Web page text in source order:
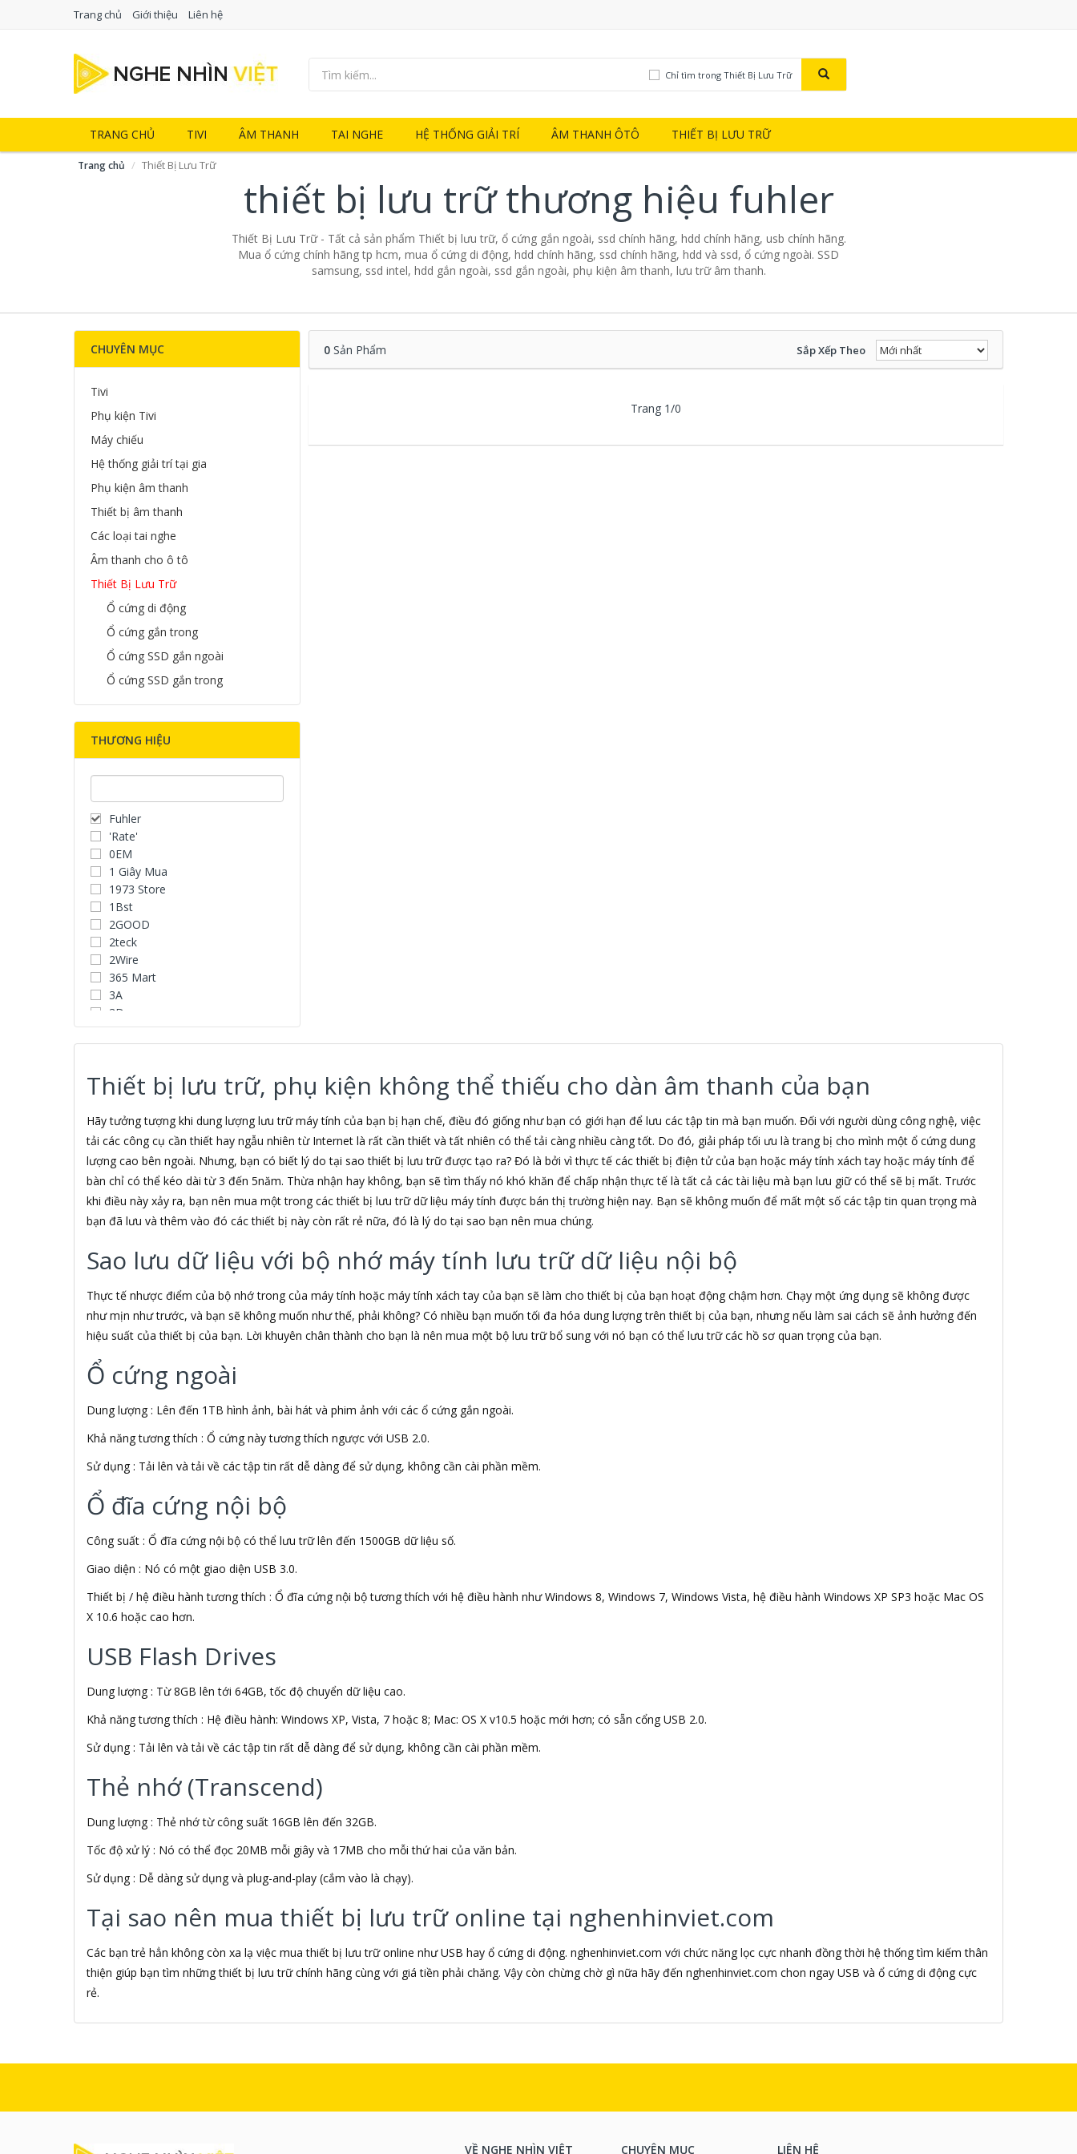
Trang chủ Giới thiệu Liên hệ
Chỉ tìm trong Thiết Bị Lưu Trữ
TRANG CHỦ TIVI ÂM THANH TAI NGHE HỆ THỐNG GIẢI TRÍ ÂM THANH ÔTÔ THIẾT BỊ LƯU TRỮ
Trang chủ Thiết Bị Lưu Trữ
thiết bị lưu trữ thương hiệu fuhler
Thiết Bị Lưu Trữ - Tất cả sản phẩm Thiết bị lưu trữ, ổ cứng gắn ngoài, ssd chính hãng, hdd chính hãng, usb chính hãng.
Mua ổ cứng chính hãng tp hcm, mua ổ cứng di động, hdd chính hãng, ssd chính hãng, hdd và ssd, ổ cứng ngoài. SSD
samsung, ssd intel, hdd gắn ngoài, ssd gắn ngoài, phụ kiện âm thanh, lưu trữ âm thanh.
CHUYÊN MỤC
Tivi
Phụ kiện Tivi
Máy chiếu
Hệ thống giải trí tại gia
Phụ kiện âm thanh
Thiết bị âm thanh
Các loại tai nghe
Âm thanh cho ô tô
Thiết Bị Lưu Trữ
Ổ cứng di động
Ổ cứng gắn trong
Ổ cứng SSD gắn ngoài
Ổ cứng SSD gắn trong
THƯƠNG HIỆU
Fuhler
'Rate'
0EM
1 Giây Mua
1973 Store
1Bst
2GOOD
2teck
2Wire
365 Mart
3A
3D
3D Water Speaker
3Dconnexion
3S
5A systems
7Gift Shop
A 100+
A Clock
A & T
AAD
ABCNOVEL
ABN
ACCESS
Acer
ACME MADE
ACNES
ACOUSTIC ENERGY
AD
ADATA USA
ADDLOGIX
Agol
Aibo
Aibot
AIPTEK
Air Mouse
Airmouse
AK
AKAI
AKG
Akino
Akus
Alfa Romeo
Ali Chien Chien
Allen Heath
ALLOYSEED
Alphun
Alps
Âm nhạc
AMAZON
AmazonBasics
AMD
0Sản Phẩm Sắp Xếp Theo
Trang 1/0
Thiết bị lưu trữ, phụ kiện không thể thiếu cho dàn âm thanh của bạn
Hãy tưởng tượng khi dung lượng lưu trữ máy tính của bạn bị hạn chế, điều đó giống như bạn có giới hạn để lưu các tập tin mà bạn muốn. Đối với người dùng công nghệ, việc
tải các công cụ cần thiết hay ngẫu nhiên từ Internet là rất cần thiết và tất nhiên có thể tải càng nhiều càng tốt. Do đó, giải pháp tối ưu là trang bị cho mình một ổ cứng dung
lượng cao bên ngoài. Nhưng, bạn có biết lý do tại sao thiết bị lưu trữ được tạo ra? Đó là bởi vì thực tế các thiết bị điện tử của bạn hoặc máy tính xách tay hoặc máy tính để
bàn chỉ có thể kéo dài từ 3 đến 5năm. Thừa nhận hay không, bạn sẽ tìm thấy nó khó khăn để chấp nhận thực tế là tất cả các tài liệu mà bạn lưu giữ có thể sẽ bị mất. Trước
khi điều này xảy ra, bạn nên mua một trong các thiết bị lưu trữ dữ liệu máy tính được bán thị trường hiện nay. Bạn sẽ không muốn để mất một số các tập tin quan trọng mà
bạn đã lưu và thêm vào đó các thiết bị này còn rất rẻ nữa, đó là lý do tại sao bạn nên mua chúng.
Sao lưu dữ liệu với bộ nhớ máy tính lưu trữ dữ liệu nội bộ
Thực tế nhược điểm của bộ nhớ trong của máy tính hoặc máy tính xách tay của bạn sẽ làm cho thiết bị của bạn hoạt động chậm hơn. Chạy một ứng dụng sẽ không được
như mịn như trước, và bạn sẽ không muốn như thế, phải không? Có nhiều bạn muốn tối đa hóa dung lượng trên thiết bị của bạn, nhưng nếu làm sai cách sẽ ảnh hưởng đến
hiệu suất của thiết bị của bạn. Lời khuyên chân thành cho bạn là nên mua một bộ lưu trữ bổ sung với nó bạn có thể lưu trữ các hồ sơ quan trọng của bạn.
Ổ cứng ngoài
Dung lượng : Lên đến 1TB hình ảnh, bài hát và phim ảnh với các ổ cứng gắn ngoài.
Khả năng tương thích : Ổ cứng này tương thích ngược với USB 2.0.
Sử dụng : Tải lên và tải về các tập tin rất dễ dàng để sử dụng, không cần cài phần mềm.
Ổ đĩa cứng nội bộ
Công suất : Ổ đĩa cứng nội bộ có thể lưu trữ lên đến 1500GB dữ liệu số.
Giao diện : Nó có một giao diện USB 3.0.
Thiết bị / hệ điều hành tương thích : Ổ đĩa cứng nội bộ tương thích với hệ điều hành như Windows 8, Windows 7, Windows Vista, hệ điều hành Windows XP SP3 hoặc Mac OS
X 10.6 hoặc cao hơn.
USB Flash Drives
Dung lượng : Từ 8GB lên tới 64GB, tốc độ chuyển dữ liệu cao.
Khả năng tương thích : Hệ điều hành: Windows XP, Vista, 7 hoặc 8; Mac: OS X v10.5 hoặc mới hơn; có sẵn cổng USB 2.0.
Sử dụng : Tải lên và tải về các tập tin rất dễ dàng để sử dụng, không cần cài phần mềm.
Thẻ nhớ (Transcend)
Dung lượng : Thẻ nhớ từ công suất 16GB lên đến 32GB.
Tốc độ xử lý : Nó có thể đọc 20MB mỗi giây và 17MB cho mỗi thứ hai của văn bản.
Sử dụng : Dễ dàng sử dụng và plug-and-play (cắm vào là chạy).
Tại sao nên mua thiết bị lưu trữ online tại nghenhinviet.com
Các bạn trẻ hẳn không còn xa lạ việc mua thiết bị lưu trữ online như USB hay ổ cứng di động. nghenhinviet.com với chức năng lọc cực nhanh đồng thời hệ thống tìm kiếm thân
thiện giúp bạn tìm những thiết bị lưu trữ chính hãng cùng với giá tiền phải chăng. Vậy còn chừng chờ gì nữa hãy đến nghenhinviet.com chon ngay USB và ổ cứng di động cực
rẻ.
VỀ NGHE NHÌN VIỆT CHUYÊN MỤC LIÊN HỆ